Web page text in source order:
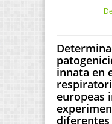
innata en
europeas
diferentes